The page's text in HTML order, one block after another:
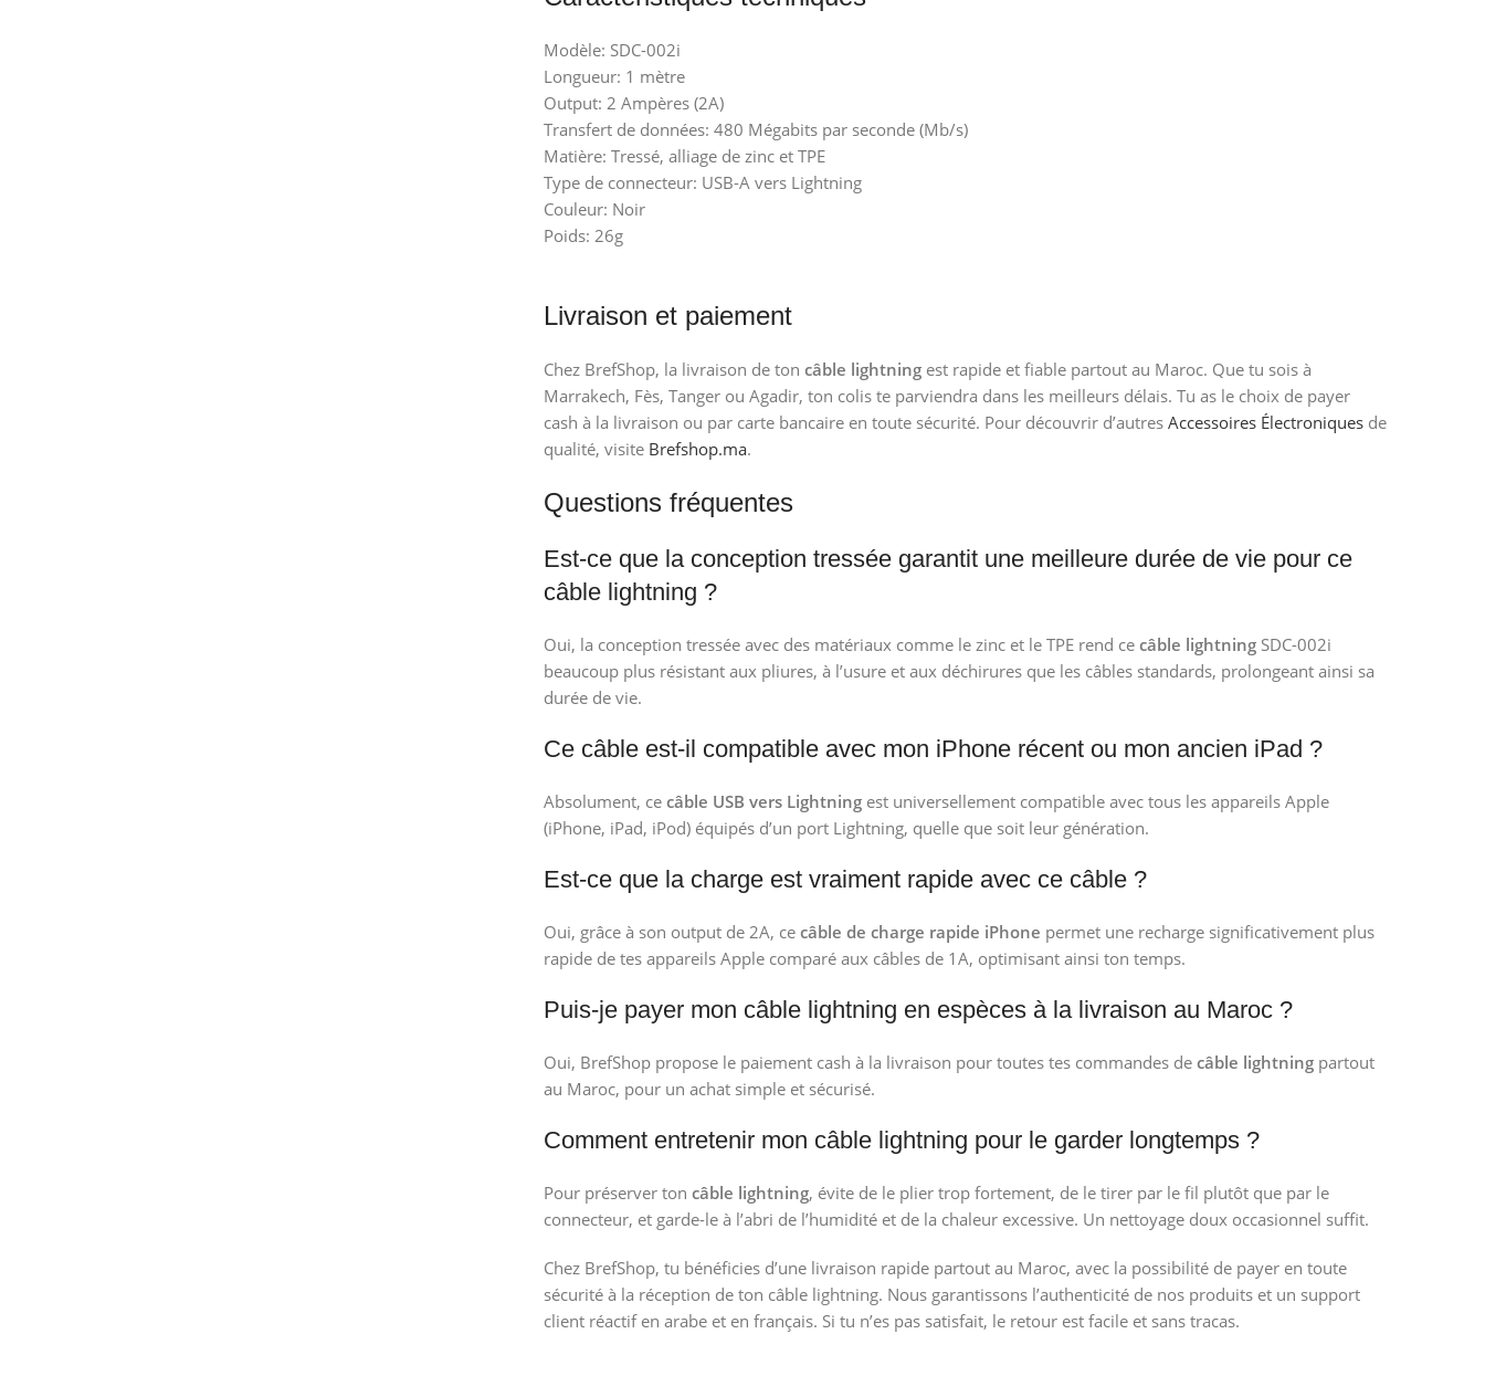
Modèle: SDC-002i
Longueur: 1 mètre
Output: 2 Ampères (2A)
Transfert de données: 480 Mégabits par seconde (Mb/s)
Matière: Tressé, alliage de zinc et TPE
Type de connecteur: USB-A vers Lightning
Couleur: Noir
Poids: 26g
Livraison et paiement
Chez BrefShop, la livraison de toncâble lightning est rapide et fiable partout au Maroc. Que tu sois à
Marrakech, Fès, Tanger ou Agadir, ton colis te parviendra dans les meilleurs délais. Tu as le choix de payer
cash à la livraison ou par carte bancaire en toute sécurité. Pour découvrir d’autresAccessoires Électroniques de
qualité, visite Brefshop.ma.
Questions fréquentes
Est-ce que la conception tressée garantit une meilleure durée de vie pour ce
câble lightning ?
Oui, la conception tressée avec des matériaux comme le zinc et le TPE rend cecâble lightning SDC-002i
beaucoup plus résistant aux pliures, à l’usure et aux déchirures que les câbles standards, prolongeant ainsi sa
durée de vie.
Ce câble est-il compatible avec mon iPhone récent ou mon ancien iPad ?
Absolument, cecâble USB vers Lightning est universellement compatible avec tous les appareils Apple
(iPhone, iPad, iPod) équipés d’un port Lightning, quelle que soit leur génération.
Est-ce que la charge est vraiment rapide avec ce câble ?
Oui, grâce à son output de 2A, cecâble de charge rapide iPhone permet une recharge significativement plus
rapide de tes appareils Apple comparé aux câbles de 1A, optimisant ainsi ton temps.
Puis-je payer mon câble lightning en espèces à la livraison au Maroc ?
Oui, BrefShop propose le paiement cash à la livraison pour toutes tes commandes decâble lightning partout
au Maroc, pour un achat simple et sécurisé.
Comment entretenir mon câble lightning pour le garder longtemps ?
Pour préserver toncâble lightning, évite de le plier trop fortement, de le tirer par le fil plutôt que par le
connecteur, et garde-le à l’abri de l’humidité et de la chaleur excessive. Un nettoyage doux occasionnel suffit.
Chez BrefShop, tu bénéficies d’une livraison rapide partout au Maroc, avec la possibilité de payer en toute
sécurité à la réception de ton câble lightning. Nous garantissons l’authenticité de nos produits et un support
client réactif en arabe et en français. Si tu n’es pas satisfait, le retour est facile et sans tracas.